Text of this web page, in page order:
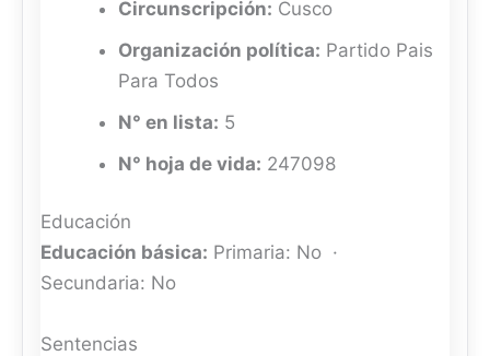
Circunscripción: Cusco
Organización política: Partido Pais
Para Todos
N° en lista: 5
N° hoja de vida: 247098
Educación
Educación básica: Primaria: No ·
Secundaria: No
Sentencias